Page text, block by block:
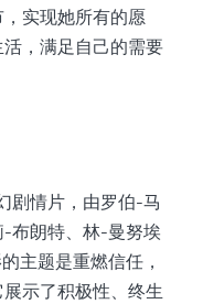
实现她所有的愿
，满足自己的需要
剧情片，由罗伯-马
布朗特、林-曼努埃
主题是重燃信任，
示了积极性、终生